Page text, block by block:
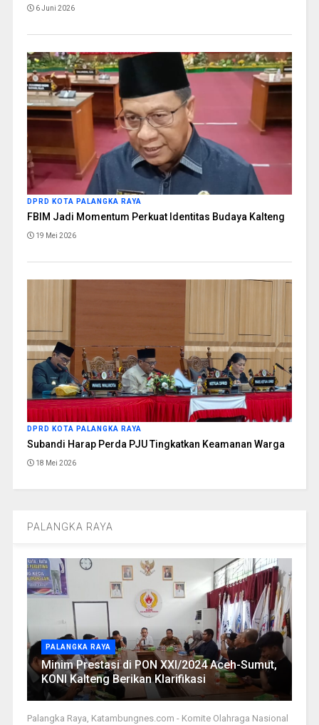
6 Juni 2026
DPRD KOTA PALANGKA RAYA
FBIM Jadi Momentum Perkuat Identitas Budaya Kalteng
19 Mei 2026
DPRD KOTA PALANGKA RAYA
Subandi Harap Perda PJU Tingkatkan Keamanan Warga
18 Mei 2026
PALANGKA RAYA
PALANGKA RAYA
Minim Prestasi di PON XXI/2024 Aceh-Sumut,
KONI Kalteng Berikan Klarifikasi
Palangka Raya, Katambungnes.com - Komite Olahraga Nasional